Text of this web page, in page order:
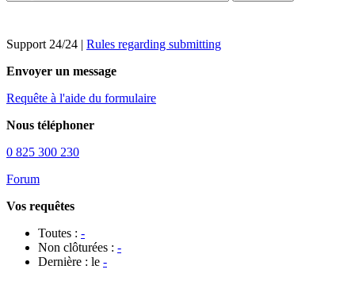
Support 24/24 | Rules regarding submitting
Envoyer un message
Requête à l'aide du formulaire
Nous téléphoner
0 825 300 230
Forum
Vos requêtes
Toutes : -
Non clôturées : -
Dernière : le -